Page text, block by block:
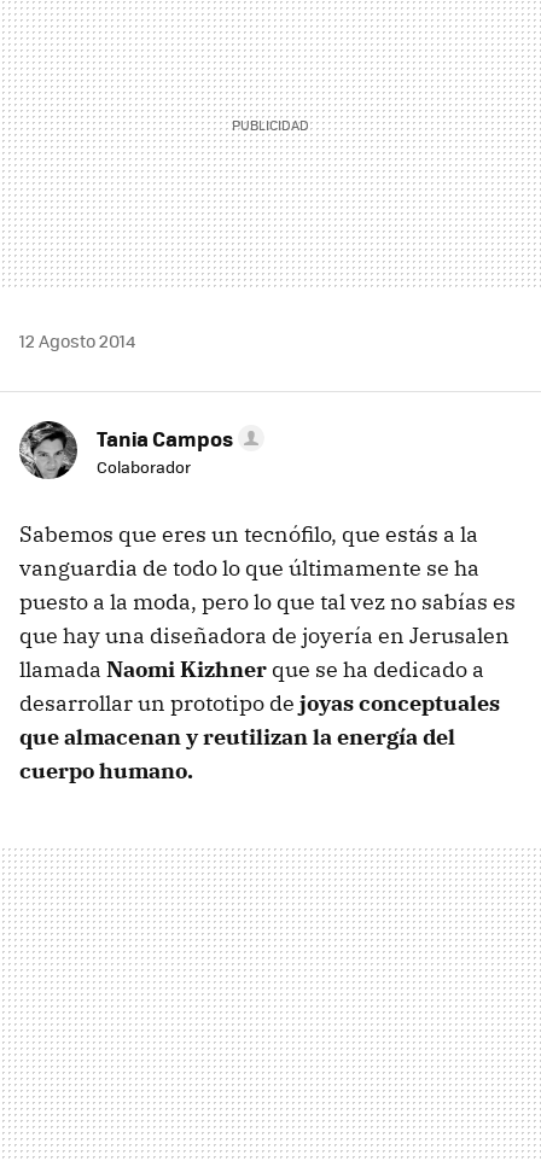
12 Agosto 2014
Tania Campos
Colaborador
Sabemos que eres un tecnófilo, que estás a la
vanguardia de todo lo que últimamente se ha
puesto a la moda, pero lo que tal vez no sabías es
que hay una diseñadora de joyería en Jerusalen
llamada Naomi Kizhner que se ha dedicado a
desarrollar un prototipo de joyas conceptuales
que almacenan y reutilizan la energía del
cuerpo humano.